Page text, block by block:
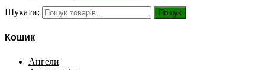
Шукати: Пошук
Кошик
Ангели